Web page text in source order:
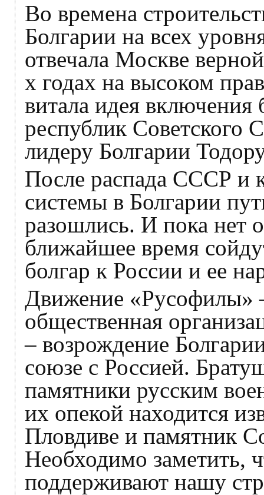
Во времена
Болгарии на всех
отвечала Москве
х годах на высоком
витала идея включения
республик Советского
лидеру Болгарии
После распада СССР и
системы в Болгарии
разошлись. И пока нет
ближайшее время
болгар к России и ее
Движение «Русофилы»
общественная
– возрождение
союзе с Россией.
памятники русским
их опекой находится
Пловдиве и памятник
Необходимо заметить,
поддерживают нашу